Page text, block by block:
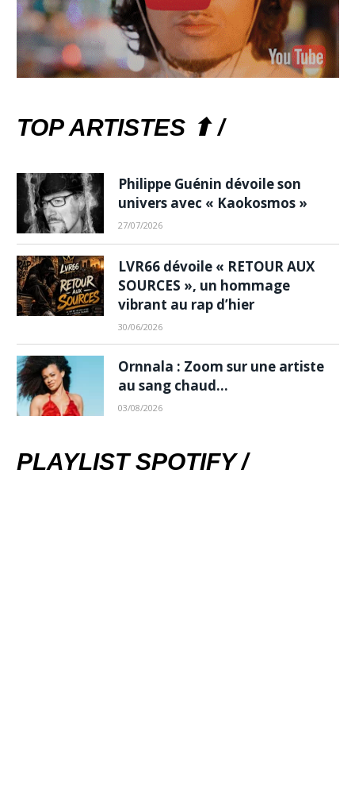
TOP ARTISTES ⬆ /
Philippe Guénin dévoile son
univers avec « Kaokosmos »
27/07/2026
LVR66 dévoile « RETOUR AUX
SOURCES », un hommage
vibrant au rap d’hier
30/06/2026
Ornnala : Zoom sur une artiste
au sang chaud…
03/08/2026
PLAYLIST SPOTIFY /